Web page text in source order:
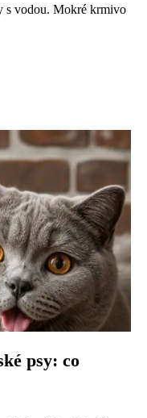
s vodou. Mokré krmivo
psy: co